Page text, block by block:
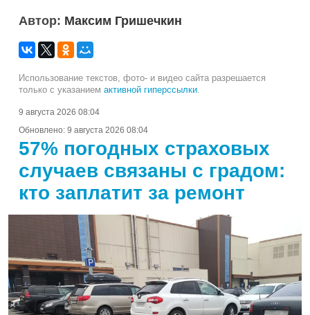
Автор: Максим Гришечкин
Использование текстов, фото- и видео сайта разрешается
только с указанием активной гиперссылки
9 августа 2026 08:04
Обновлено: 9 августа 2026 08:04
57% погодных страховых
случаев связаны с градом:
кто заплатит за ремонт